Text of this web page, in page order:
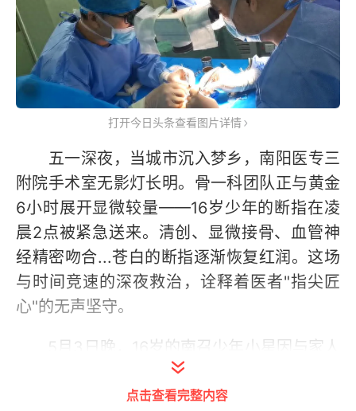
打开今日头条查看图片详情
五一深夜，当城市沉入梦乡，南阳医专三
附院手术室无影灯长明。骨一科团队正与黄金
6小时展开显微较量——16岁少年的断指在凌
晨2点被紧急送来。清创、显微接骨、血管神
经精密吻合...苍白的断指逐渐恢复红润。这场
与时间竞速的深夜救治，诠释着医者"指尖匠
心"的无声坚守。
5月3日晚，16岁的南召少年小星因与家人
发生口角，冲动之下用刀砍掉了自己的左手小
指。惊慌失措的父母立即将他送往市某专科医
点击查看完整内容